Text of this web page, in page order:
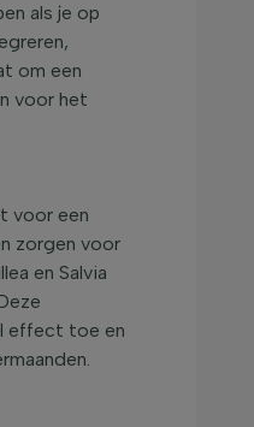
als je op
om een
voor het
voor een
zorgen voor
en Salvia
effect toe en